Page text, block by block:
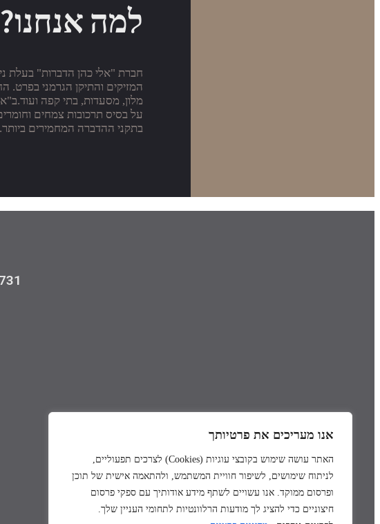
אנו מעריכים את פרטיותך
האתר עושה שימוש בקובצי עוגיות (Cookies) לצרכים תפעוליים,
לניתוח שימושים, לשיפור חוויית המשתמש, ולהתאמה אישית של תוכן
ופרסום ממוקד. אנו עשויים לשתף מידע אודותיך עם ספקי פרסום
חיצוניים כדי להציג לך מודעות הרלוונטיות לתחומי העניין שלך.
למה אנחנו?
המזיקים והתיקן הגרמני בפרט.
מלון, מסעדות, בתי קפה
על בסיס תרכובות צמחים
בתקני ההדברה המחמירים ביותר.